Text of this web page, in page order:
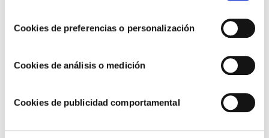
Cookies de preferencias o personalización
Cookies de análisis o medición
Cookies de publicidad comportamental